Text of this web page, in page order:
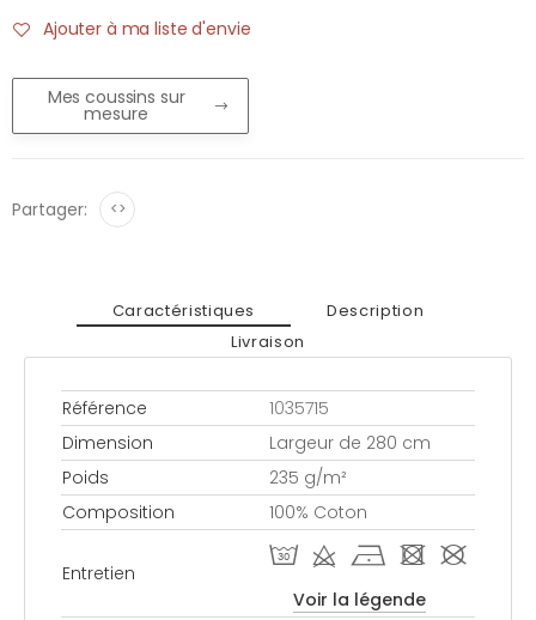
Ajouter à ma liste d'envie
Mes coussins sur
mesure
Partager: <>
Caractéristiques
Description
Livraison
Référence
1035715
Dimension
Largeur de 280 cm
Poids
235 g/m²
Composition
100% Coton
Entretien
T d h - #
Voir la légende